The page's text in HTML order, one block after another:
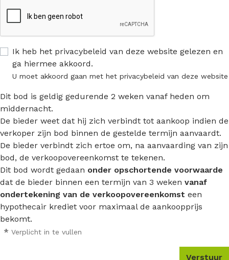
Ik heb het privacybeleid van deze website gelezen en
ga hiermee akkoord.
U moet akkoord gaan met het privacybeleid van deze website
Dit bod is geldig gedurende 2 weken vanaf heden om
middernacht.
De bieder weet dat hij zich verbindt tot aankoop indien de
verkoper zijn bod binnen de gestelde termijn aanvaardt.
De bieder verbindt zich ertoe om, na aanvaarding van zijn
bod, de verkoopovereenkomst te tekenen.
Dit bod wordt gedaan onder opschortende voorwaarde
dat de bieder binnen een termijn van 3 weken vanaf
ondertekening van de verkoopovereenkomst een
hypothecair krediet voor maximaal de aankoopprijs
bekomt.
* Verplicht in te vullen
Verstuur